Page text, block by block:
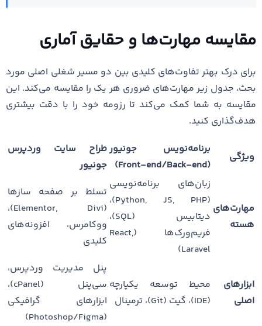
مقایسه مهارت‌ها و حقایق آماری
برای درک بهتر تفاوت‌های کلیدی بین دو مسیر شغلی اصلی مورد
بحث، جدول زیر مهارت‌های ضروری هر یک را مقایسه می‌کند. این
مقایسه به شما کمک می‌کند تا رزومه خود را با دقت بیشتری
هدف‌گذاری کنید.
ویژگی
برنامه‌نویس جونیور
(Front-end/Back-end)
طراح سایت وردپرس
جونیور
مهارت‌های
هسته
زبان‌های برنامه‌نویسی
(Python, JS, PHP)،
دیتابیس (SQL)،
فریم‌ورک‌ها (React,
Laravel)
تسلط بر صفحه سازها
(Elementor, Divi)،
ووکامرس، افزونه‌های
کلیدی
ابزارهای
اصلی
محیط توسعه یکپارچه
(IDE)، گیت (Git)، ترمینال
پنل مدیریت وردپرس،
سی‌پنل (cPanel)،
ابزارهای گرافیکی
(Photoshop/Figma)